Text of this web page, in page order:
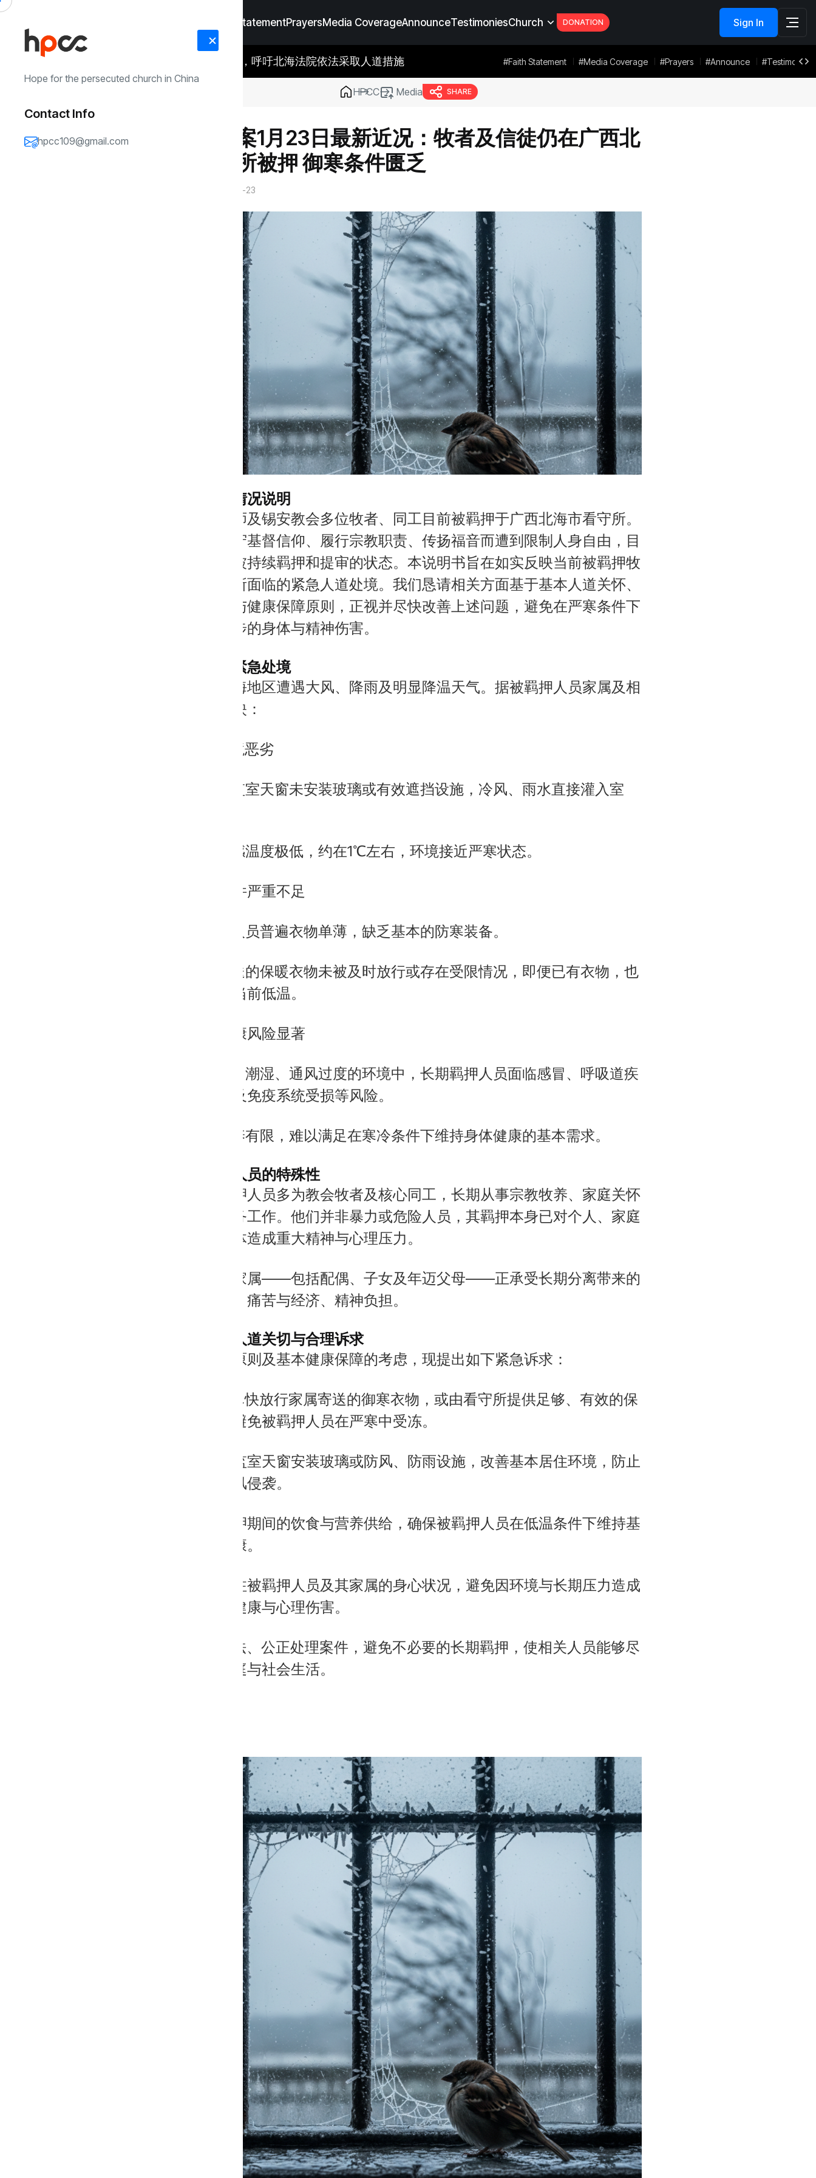
Faith StatementPrayersMedia CoverageAnnounceTestimoniesChurch DONATION Sign In
RECENT
汪中长老父亲病危正在抢救，呼吁北海法院依法采取人道措施
从2022年5月29日主日信息看锡安教会奉献原则：金明日牧师鼓励兄弟教会的
弟兄姐妹支持自己的教会
#Media Coverage #Prayers #Announce #Testimonies #Media Coverage #Prayers #Announce #Testimonies #Faith Statement
Hope for the persecuted church in China
Contact Info
hpcc109@gmail.com
HPCC Media SHARE
锡安教案1月23日最新近况：牧者及信徒仍在广西北
海看守所被押 御寒条件匮乏
2026-01-23
一、基本情况说明
金明日牧师及锡安教会多位牧者、同工目前被羁押于广西北海市看守所。
他们因持守基督信仰、履行宗教职责、传扬福音而遭到限制人身自由，目
前仍处于被持续羁押和提审的状态。本说明书旨在如实反映当前被羁押牧
者及同工所面临的紧急人道处境。我们恳请相关方面基于基本人道关怀、
生命尊严与健康保障原则，正视并尽快改善上述问题，避免在严寒条件下
造成进一步的身体与精神伤害。
二、当前紧急处境
近期，北海地区遭遇大风、降雨及明显降温天气。据被羁押人员家属及相
关渠道反映：
1. 羁押环境恶劣
○ 看守所监室天窗未安装玻璃或有效遮挡设施，冷风、雨水直接灌入室
○ 监室体感温度极低，约在1℃左右，环境接近严寒状态。
2. 御寒条件严重不足
○ 被羁押人员普遍衣物单薄，缺乏基本的防寒装备。
○ 家属寄送的保暖衣物未被及时放行或存在受限情况，即便已有衣物，也
难以抵御当前低温。
3. 身体健康风险显著
○ 在寒冷、潮湿、通风过度的环境中，长期羁押人员面临感冒、呼吸道疾
病、关节及免疫系统受损等风险。
○ 饮食营养有限，难以满足在寒冷条件下维持身体健康的基本需求。
三、涉及人员的特殊性
上述被羁押人员多为教会牧者及核心同工，长期从事宗教牧养、家庭关怀
与社会服务工作。他们并非暴力或危险人员，其羁押本身已对个人、家庭
及信仰群体造成重大精神与心理压力。
同时，其家属——包括配偶、子女及年迈父母——正承受长期分离带来的
巨大焦虑、痛苦与经济、精神负担。
四、紧急人道关切与合理诉求
基于人道原则及基本健康保障的考虑，现提出如下紧急诉求：
1. 允许并尽快放行家属寄送的御寒衣物，或由看守所提供足够、有效的保
暖服装，避免被羁押人员在严寒中受冻。
2. 尽快为监室天窗安装玻璃或防风、防雨设施，改善基本居住环境，防止
持续性寒风侵袭。
3. 改善羁押期间的饮食与营养供给，确保被羁押人员在低温条件下维持基
本身体健康。
4. 充分关注被羁押人员及其家属的身心状况，避免因环境与长期压力造成
不可逆的健康与心理伤害。
5. 呼吁依法、公正处理案件，避免不必要的长期羁押，使相关人员能够尽
早回归家庭与社会生活。